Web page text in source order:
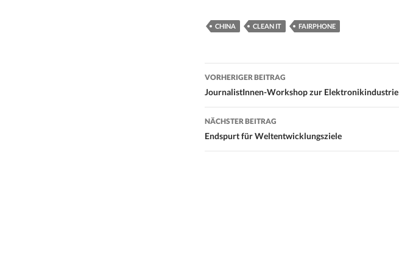
CHINA CLEAN IT FAIRPHONE
Beitrags-
Navigation
VORHERIGER BEITRAG
JournalistInnen-Workshop zur Elektronikindustrie
NÄCHSTER BEITRAG
Endspurt für Weltentwicklungsziele